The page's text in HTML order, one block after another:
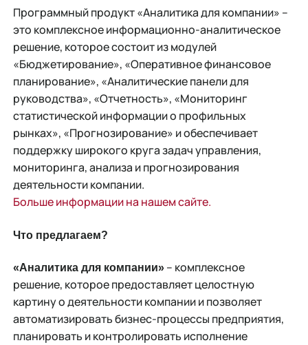
Программный продукт «Аналитика для компании» –
это комплексное информационно-аналитическое
решение, которое состоит из модулей
«Бюджетирование», «Оперативное финансовое
планирование», «Аналитические панели для
руководства», «Отчетность», «Мониторинг
статистической информации о профильных
рынках», «Прогнозирование» и обеспечивает
поддержку широкого круга задач управления,
мониторинга, анализа и прогнозирования
деятельности компании.
Больше информации на нашем сайте.
Что предлагаем?
«Аналитика для компании»– комплексное
решение, которое предоставляет целостную
картину о деятельности компании и позволяет
автоматизировать бизнес-процессы предприятия,
планировать и контролировать исполнение